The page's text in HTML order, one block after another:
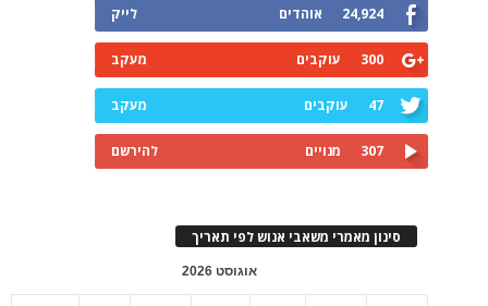
24,924 אוהדים לייק
300 עוקבים מעקב
47 עוקבים מעקב
307 מנויים להירשם
סינון מאמרי משאבי אנוש לפי תאריך
אוגוסט 2026